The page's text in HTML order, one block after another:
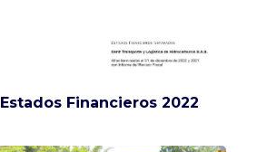
Estados Financieros 2022